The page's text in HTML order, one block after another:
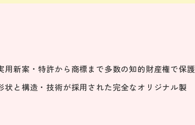
用新案・特許から商標まで多数の知的財産権で保護
状と構造・技術が採用された完全なオリジナル製